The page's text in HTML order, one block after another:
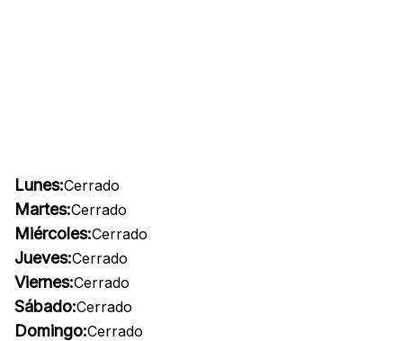
Lunes:Cerrado
Martes:Cerrado
Miércoles:Cerrado
Jueves:Cerrado
Viernes:Cerrado
Sábado:Cerrado
Domingo:Cerrado